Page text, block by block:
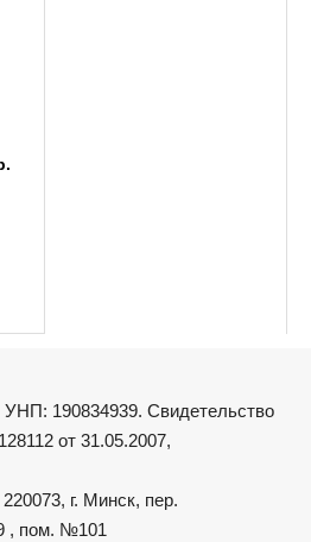
УНП: 190834939. Свидетельство
от 31.05.2007,
220073, г. Минск, пер.
, пом. №101